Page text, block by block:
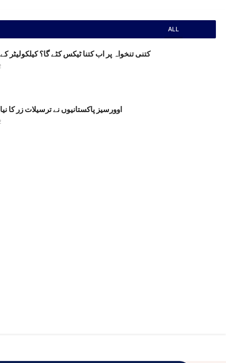
ALL
کتنی تنخواہ پر اب کتنا ٹیکس کٹے گا؟ کیلکولیٹر
اوورسیز پاکستانیوں نے ترسیلات زر کا نیا